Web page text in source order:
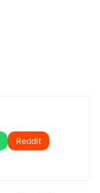
Reddit